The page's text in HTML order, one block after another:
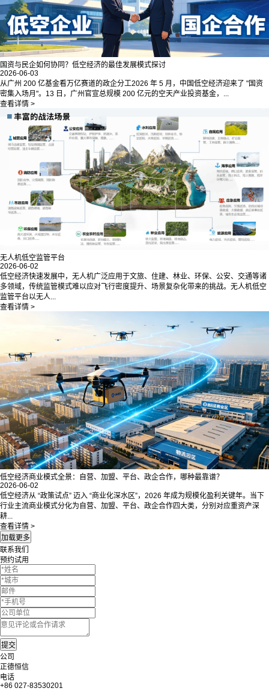
国资与民企如何协同？低空经济的最佳发展模式探讨
2026-06-03
从广州 200 亿基金看万亿赛道的政企分工2026 年 5 月，中国低空经济迎来了 "国资
密集入场月"。13 日，广州官宣总规模 200 亿元的空天产业投资基金，...
查看详情 >
无人机低空监管平台
2026-06-02
低空经济快速发展中，无人机广泛应用于文旅、住建、林业、环保、公安、交通等诸
多领域，传统监管模式难以应对飞行密度提升、场景复杂化带来的挑战。无人机低空
监管平台以无人...
查看详情 >
低空经济商业模式全景：自营、加盟、平台、政企合作，哪种最靠谱？
2026-06-02
低空经济从 “政策试点” 迈入 “商业化深水区”，2026 年成为规模化盈利关键年。当下
行业主流商业模式分化为自营、加盟、平台、政企合作四大类，分别对应重资产深
耕...
查看详情 >
联系我们
预约试用
公司
正德恒信
电话
+86 027-83530201